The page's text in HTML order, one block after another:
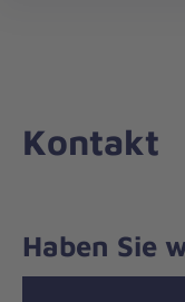
zum
Kontakt
Haben Sie